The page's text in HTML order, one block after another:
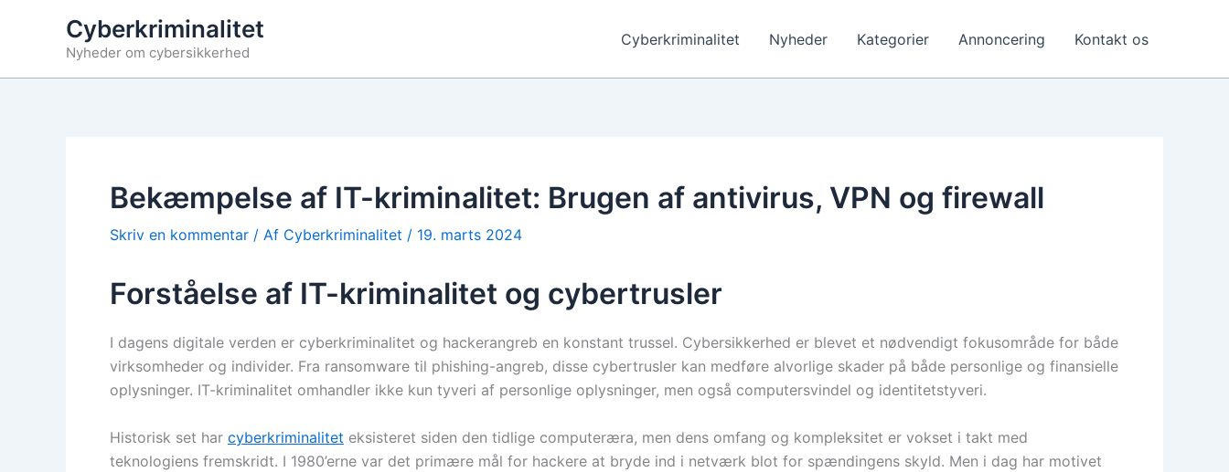
Cyberkriminalitet
Nyheder om cybersikkerhed
Cyberkriminalitet Nyheder Kategorier Annoncering Kontakt os
Bekæmpelse af IT-kriminalitet: Brugen af antivirus, VPN og firewall
Skriv en kommentar / Af Cyberkriminalitet / 19. marts 2024
Forståelse af IT-kriminalitet og cybertrusler
I dagens digitale verden er cyberkriminalitet og hackerangreb en konstant trussel. Cybersikkerhed er blevet et nødvendigt fokusområde for både
virksomheder og individer. Fra ransomware til phishing-angreb, disse cybertrusler kan medføre alvorlige skader på både personlige og finansielle
oplysninger. IT-kriminalitet omhandler ikke kun tyveri af personlige oplysninger, men også computersvindel og identitetstyveri.
Historisk set har cyberkriminalitet eksisteret siden den tidlige computeræra, men dens omfang og kompleksitet er vokset i takt med
teknologiens fremskridt. I 1980’erne var det primære mål for hackere at bryde ind i netværk blot for spændingens skyld. Men i dag har motivet